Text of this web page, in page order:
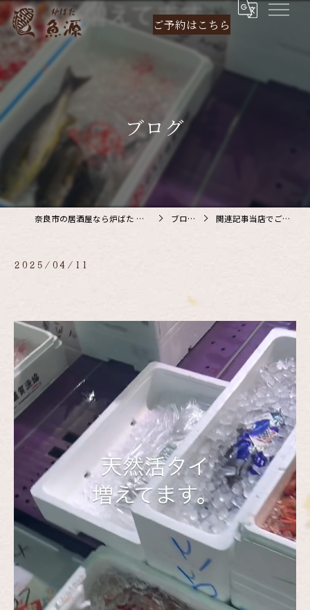
ご予約はこちら
ブログ
奈良市の居酒屋なら炉ばた 魚源 ブログ 関連記事当店でご利…
2025/04/11